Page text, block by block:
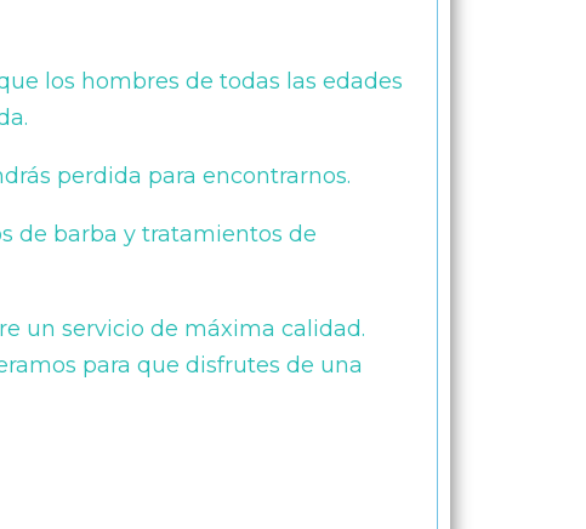
los hombres de todas las edades
perdida para encontrarnos.
de barba y tratamientos de
un servicio de máxima calidad.
para que disfrutes de una